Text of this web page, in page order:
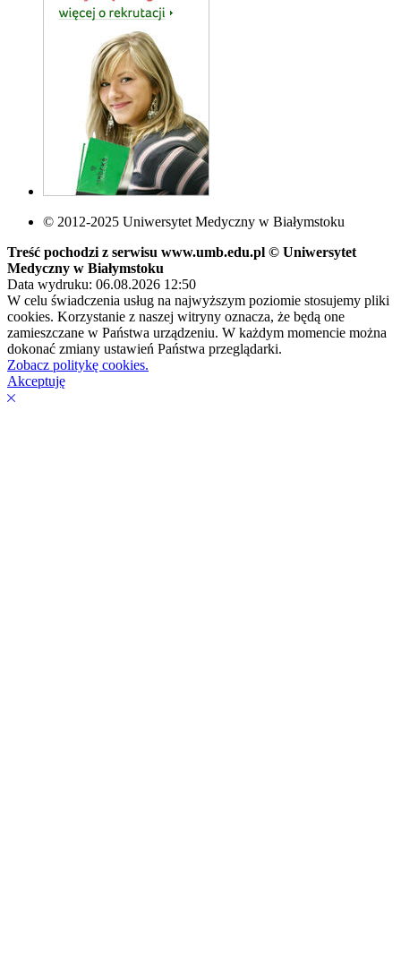
© 2012-2025 Uniwersytet Medyczny w Białymstoku
Treść pochodzi z serwisu www.umb.edu.pl © Uniwersytet
Medyczny w Białymstoku
Data wydruku: 06.08.2026 12:50
W celu świadczenia usług na najwyższym poziomie stosujemy pliki
cookies. Korzystanie z naszej witryny oznacza, że będą one
zamieszczane w Państwa urządzeniu. W każdym momencie można
dokonać zmiany ustawień Państwa przeglądarki.
Zobacz politykę cookies.
Akceptuję